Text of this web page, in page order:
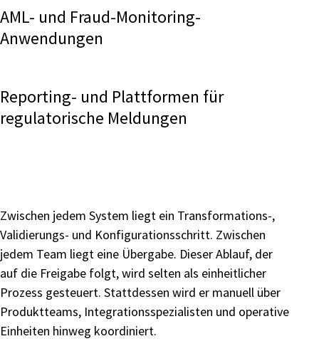
AML- und Fraud-Monitoring-
Anwendungen
Reporting- und Plattformen für
regulatorische Meldungen
Zwischen jedem System liegt ein Transformations-,
Validierungs- und Konfigurationsschritt. Zwischen
jedem Team liegt eine Übergabe. Dieser Ablauf, der
auf die Freigabe folgt, wird selten als einheitlicher
Prozess gesteuert. Stattdessen wird er manuell über
Produktteams, Integrationsspezialisten und operative
Einheiten hinweg koordiniert.